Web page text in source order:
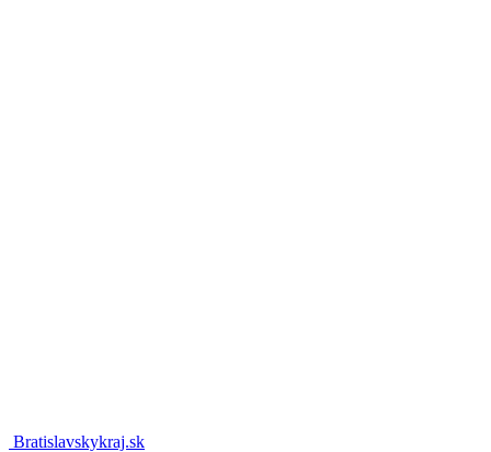
Bratislavskykraj.sk